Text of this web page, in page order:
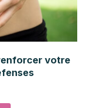
votre